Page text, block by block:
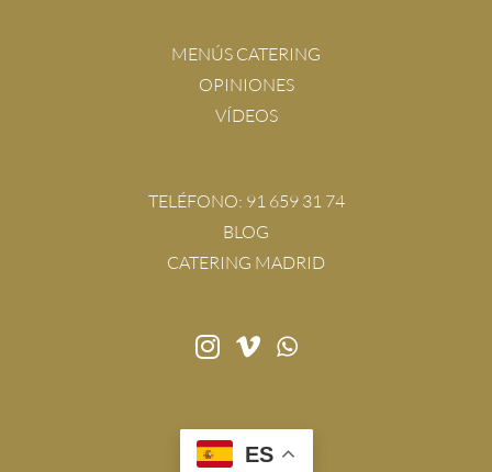
MENÚS CATERING
OPINIONES
VÍDEOS
TELÉFONO: 91 659 31 74
BLOG
CATERING MADRID
ES